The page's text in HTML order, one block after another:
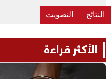
الأكثر قراءة